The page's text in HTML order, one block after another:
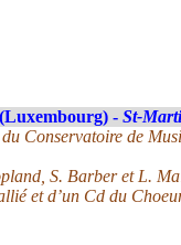
- St-
Conservatoire de
S. Barber et L.
et d’un Cd du